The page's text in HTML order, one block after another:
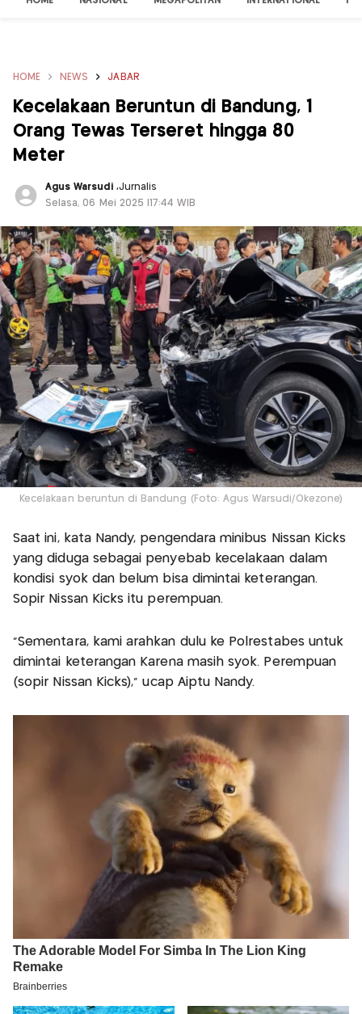
HOME NEWS JABAR
Kecelakaan Beruntun di Bandung, 1
Orang Tewas Terseret hingga 80
Meter
Agus Warsudi ,Jurnalis
Selasa, 06 Mei 2025 |17:44 WIB
Kecelakaan beruntun di Bandung (Foto: Agus Warsudi/Okezone)
Saat ini, kata Nandy, pengendara minibus Nissan Kicks
yang diduga sebagai penyebab kecelakaan dalam
kondisi syok dan belum bisa dimintai keterangan.
Sopir Nissan Kicks itu perempuan.
"Sementara, kami arahkan dulu ke Polrestabes untuk
dimintai keterangan Karena masih syok. Perempuan
(sopir Nissan Kicks)," ucap Aiptu Nandy.